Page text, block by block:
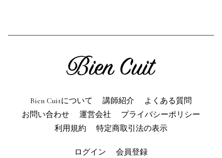
お問い合わせ
Bien Cuitについて 講師紹介
よくある質問
お問い合わせ
運営会社
プライバシーポリシー
利用規約
特定商取引法の表示
ログイン 会員登録